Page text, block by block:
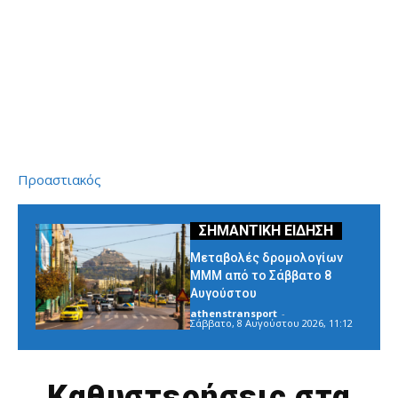
Προαστιακός
Μεταβολές δρομολογίων
ΜΜΜ από το Σάββατο 8
Αυγούστου
athenstransport -
Σάββατο, 8 Αυγούστου 2026, 11:12